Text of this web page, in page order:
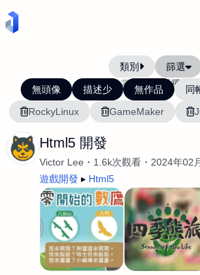
類別 篩選
當前排序: 活躍度
無頭像 描述少 無作品
同
RockyLinux
GameMaker
Html5 開發
Victor Lee 1.6k次觀看
2024年02
遊戲開發
Html5